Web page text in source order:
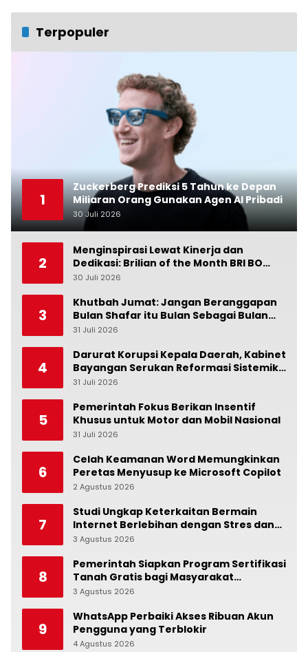
Terpopuler
1
Zuckerberg Prediksi 5 Tahun ke Depan
Miliaran Orang Gunakan Agen AI Pribadi
30 Juli 2026
2
Menginspirasi Lewat Kinerja dan
Dedikasi: Brilian of the Month BRI BO
Ubud Bulan Juni
30 Juli 2026
3
Khutbah Jumat: Jangan Beranggapan
Bulan Shafar itu Bulan Sebagai Bulan
Kesialan
31 Juli 2026
4
Darurat Korupsi Kepala Daerah, Kabinet
Bayangan Serukan Reformasi Sistemik:
Penindakan Saja Tidak Cukup!
31 Juli 2026
5
Pemerintah Fokus Berikan Insentif
Khusus untuk Motor dan Mobil Nasional
31 Juli 2026
6
Celah Keamanan Word Memungkinkan
Peretas Menyusup ke Microsoft Copilot
2 Agustus 2026
7
Studi Ungkap Keterkaitan Bermain
Internet Berlebihan dengan Stres dan
Suasana Hati
3 Agustus 2026
8
Pemerintah Siapkan Program Sertifikasi
Tanah Gratis bagi Masyarakat
Berpenghasilan Rendah
3 Agustus 2026
9
WhatsApp Perbaiki Akses Ribuan Akun
Pengguna yang Terblokir
4 Agustus 2026